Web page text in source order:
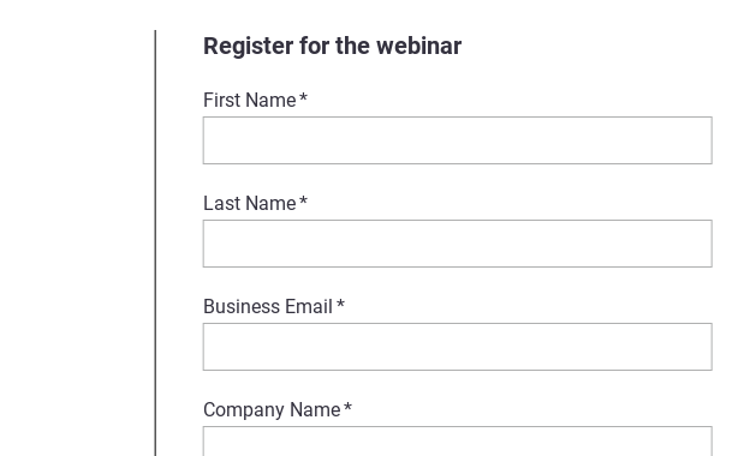
Register for the webinar
First Name*
Last Name*
Business Email *
Company Name*